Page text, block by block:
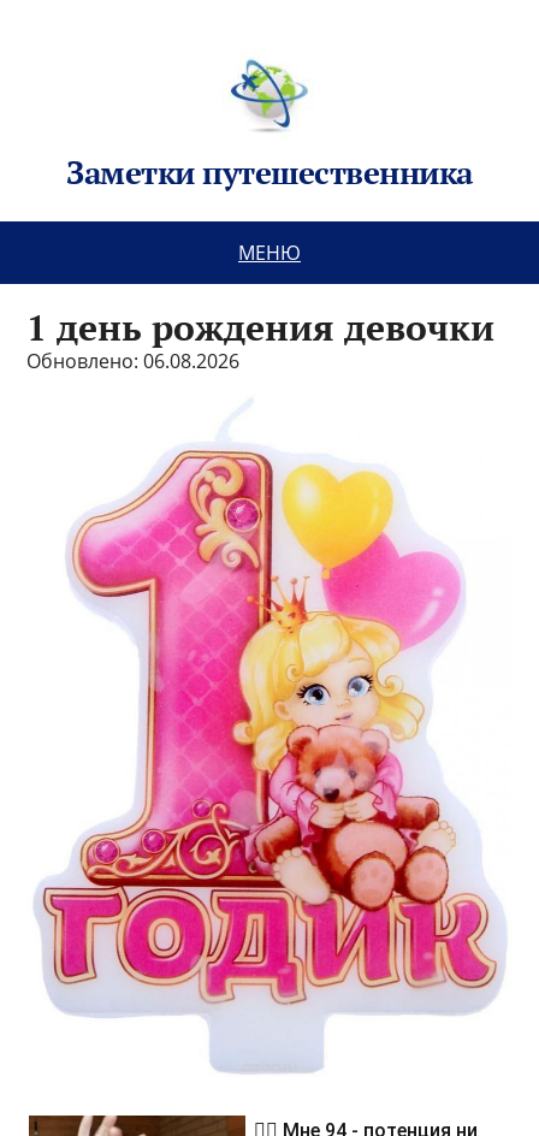
Заметки путешественника
МЕНЮ
1 день рождения девочки
Обновлено: 06.08.2026
❤️‍🔥 Мне 94 - потенция ни